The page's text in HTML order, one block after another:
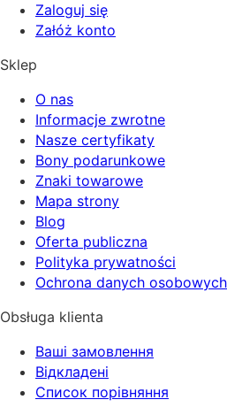
Zaloguj się
Załóż konto
Sklep
O nas
Informacje zwrotne
Nasze certyfikaty
Bony podarunkowe
Znaki towarowe
Mapa strony
Blog
Oferta publiczna
Polityka prywatności
Ochrona danych osobowych
Obsługa klienta
Ваші замовлення
Відкладені
Список порівняння